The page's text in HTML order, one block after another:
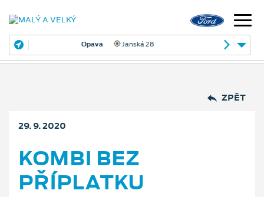
Janská 28
ZPĚT
29. 9. 2020
KOMBI BEZ
PŘÍPLATKU